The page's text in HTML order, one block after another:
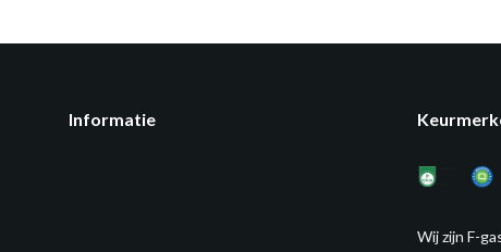
Informatie
Wij zijn F-